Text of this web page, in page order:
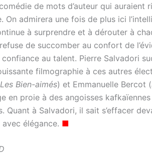
de mots d’auteur qui auraient
On admirera une fois de plus ici
à surprendre et à dérouter à
de succomber au confort de
au talent. Pierre Salvadori
filmographie à ces autres
Les Bien-aimés) et Emmanuelle Bercot (
en proie à des angoisses
Quant à Salvadori, il sait s’effacer
élégance. ■